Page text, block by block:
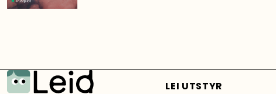
Les mer
LEI UTSTYR